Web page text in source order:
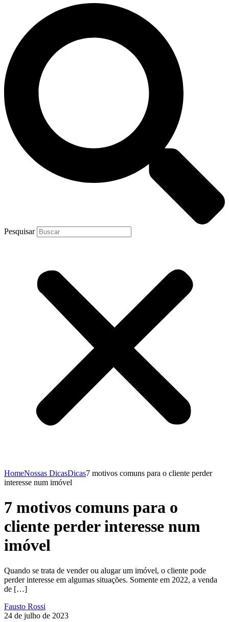
Pesquisar
HomeNossas DicasDicas7 motivos comuns para o cliente perder
interesse num imóvel
7 motivos comuns para o
cliente perder interesse num
imóvel
Quando se trata de vender ou alugar um imóvel, o cliente pode
perder interesse em algumas situações. Somente em 2022, a venda
de […]
Fausto Rossi
24 de julho de 2023